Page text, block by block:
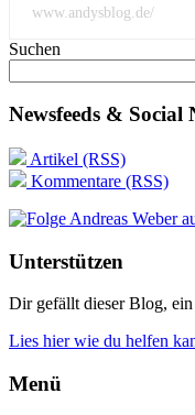
www.andysblog.de/
Suchen
Newsfeeds & Social
Artikel (RSS)
Kommentare (RSS)
Unterstützen
Dir gefällt dieser Blog,
Lies hier wie du helfen
Menü